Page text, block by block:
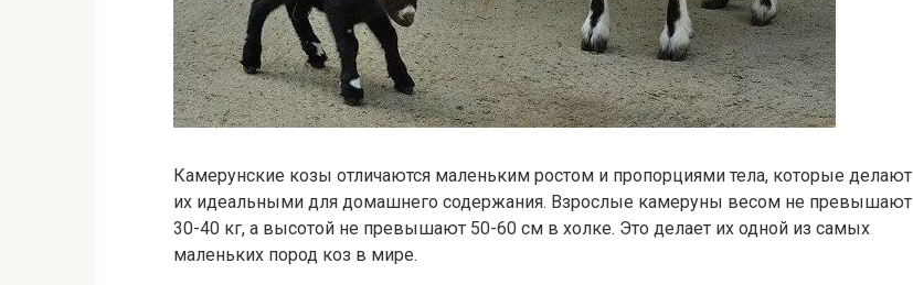
Камерунские козы отличаются маленьким ростом и пропорциями тела, которые делают
их идеальными для домашнего содержания. Взрослые камеруны весом не превышают
30-40 кг, а высотой не превышают 50-60 см в холке. Это делает их одной из самых
маленьких пород коз в мире.